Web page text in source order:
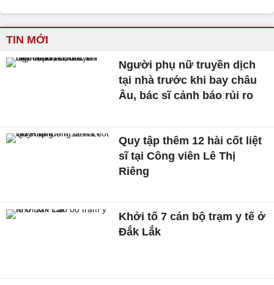
TIN MỚI
Người phụ nữ truyền dịch
tại nhà trước khi bay châu
Âu, bác sĩ cảnh báo rủi ro
Quy tập thêm 12 hài cốt liệt
sĩ tại Công viên Lê Thị
Riêng
Khởi tố 7 cán bộ trạm y tế ở
Đắk Lắk